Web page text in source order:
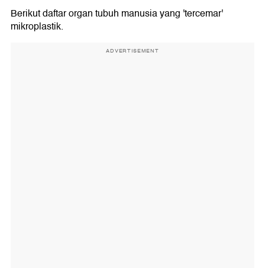
Berikut daftar organ tubuh manusia yang 'tercemar'
mikroplastik.
ADVERTISEMENT